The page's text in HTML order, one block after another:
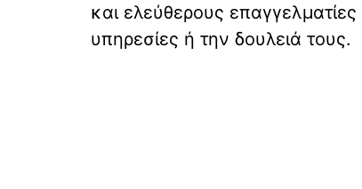
και ελεύθερους
υπηρεσίες ή την δουλειά τους.